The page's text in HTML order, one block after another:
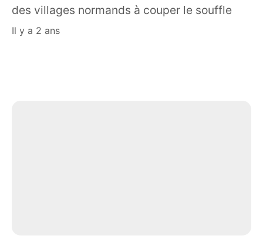
des villages normands à couper le souffle
il y a 2 ans